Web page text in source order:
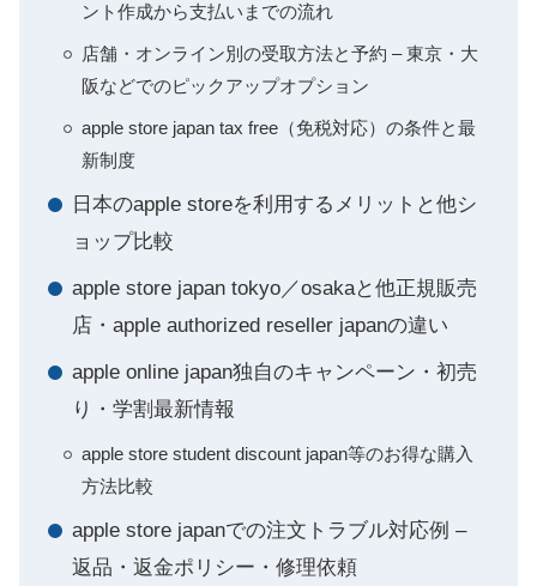
ント作成から支払いまでの流れ
店舗・オンライン別の受取方法と予約 – 東京・大
阪などでのピックアップオプション
apple store japan tax free（免税対応）の条件と最
新制度
日本のapple storeを利用するメリットと他シ
ョップ比較
apple store japan tokyo／osakaと他正規販売
店・apple authorized reseller japanの違い
apple online japan独自のキャンペーン・初売
り・学割最新情報
apple store student discount japan等のお得な購入
方法比較
apple store japanでの注文トラブル対応例 –
返品・返金ポリシー・修理依頼